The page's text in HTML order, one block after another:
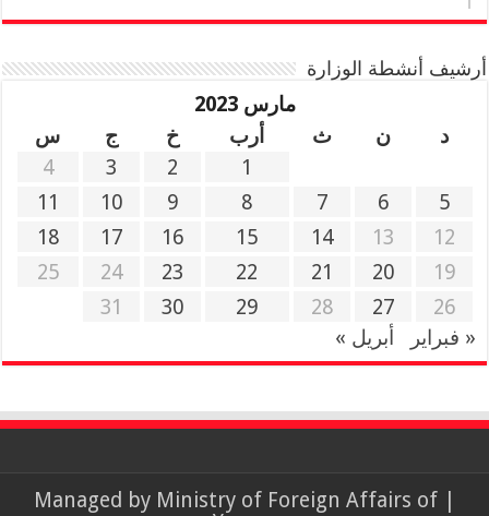
أرشيف أنشطة الوزارة
مارس 2023
د
ن ث أرب خ ج
س
1
2
3
4
5
6
7
8
9
10
11
12
13
14
15
16
17
18
19
20
21
22
23
24
25
26
27
28
29
30
31
« فبراير
أبريل »
Ministry of Foreign Affairs of